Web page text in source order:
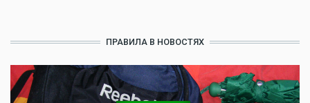
ПРАВИЛА В НОВОСТЯХ